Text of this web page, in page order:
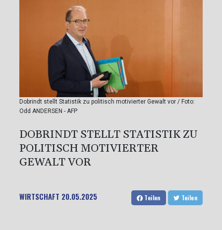
Dobrindt stellt Statistik zu politisch motivierter Gewalt vor / Foto:
Odd ANDERSEN - AFP
DOBRINDT STELLT STATISTIK ZU
POLITISCH MOTIVIERTER
GEWALT VOR
WIRTSCHAFT 20.05.2025 Teilen Teilen